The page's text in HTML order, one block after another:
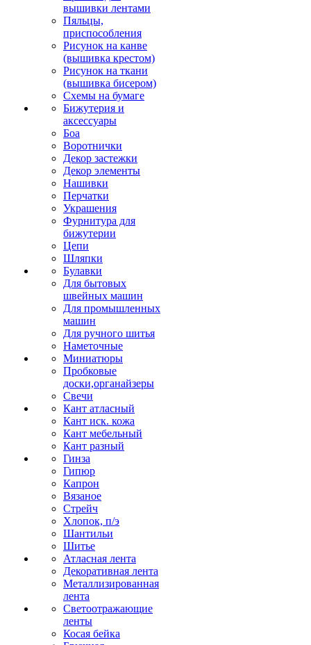
вышивки лентами
Пяльцы,
приспособления
Рисунок на канве
(вышивка крестом)
Рисунок на ткани
(вышивка бисером)
Схемы на бумаге
Бижутерия и
аксессуары
Боа
Воротнички
Декор застежки
Декор элементы
Нашивки
Перчатки
Украшения
Фурнитура для
бижутерии
Цепи
Шляпки
Булавки
Для бытовых
швейных машин
Для промышленных
машин
Для ручного шитья
Наметочные
Миниатюры
Пробковые
доски,органайзеры
Свечи
Кант атласный
Кант иск. кожа
Кант мебельный
Кант разный
Гинза
Гипюр
Капрон
Вязаное
Стрейч
Хлопок, п/э
Шантильи
Шитье
Атласная лента
Декоративная лента
Металлизированная
лента
Светоотражающие
ленты
Косая бейка